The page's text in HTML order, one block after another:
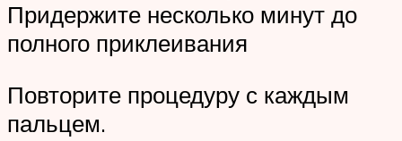
Придержите несколько минут до
полного приклеивания
Повторите процедуру с каждым
пальцем.